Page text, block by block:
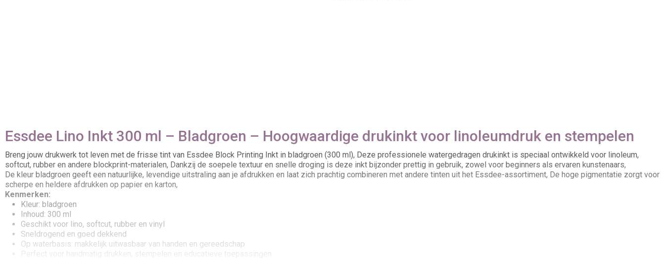
Essdee Lino Inkt 300 ml – Bladgroen – Hoogwaardige drukinkt voor linoleumdruk en stempelen
Breng jouw drukwerk tot leven met de frisse tint van Essdee Block Printing Inkt in bladgroen (300 ml), Deze professionele watergedragen drukinkt is speciaal ontwikkeld voor linoleum,
softcut, rubber en andere blockprint-materialen, Dankzij de soepele textuur en snelle droging is deze inkt bijzonder prettig in gebruik, zowel voor beginners als ervaren kunstenaars,
De kleur bladgroen geeft een natuurlijke, levendige uitstraling aan je afdrukken en laat zich prachtig combineren met andere tinten uit het Essdee-assortiment, De hoge pigmentatie zorgt voor
scherpe en heldere afdrukken op papier en karton,
Kenmerken:
Kleur: bladgroen
Inhoud: 300 ml
Geschikt voor lino, softcut, rubber en vinyl
Sneldrogend en goed dekkend
Op waterbasis: makkelijk uitwasbaar van handen en gereedschap